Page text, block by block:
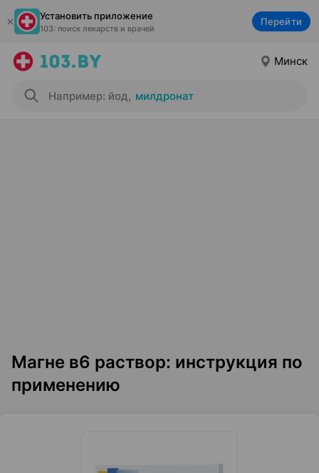
Установить приложение
103: поиск лекарств и врачей
Перейти
Минск
Например: йод, милдронат
Магне в6 раствор: инструкция по
применению